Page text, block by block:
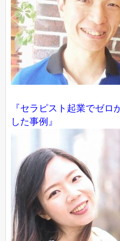
『セラピスト起業でゼロ
した事例 』